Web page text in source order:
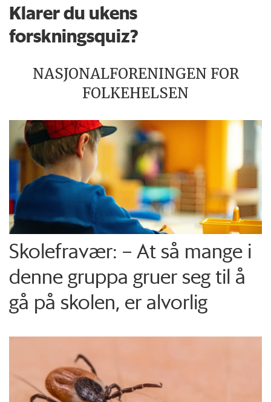
Klarer du ukens
forskningsquiz?
NASJONALFORENINGEN FOR
FOLKEHELSEN
Skolefravær: – At så mange i
denne gruppa gruer seg til å
gå på skolen, er alvorlig